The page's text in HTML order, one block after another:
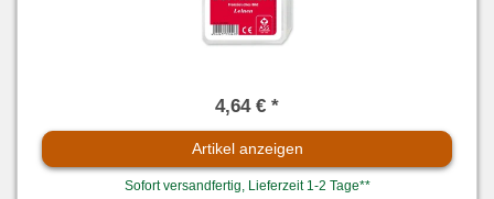
4,64 € *
Artikel anzeigen
Sofort versandfertig, Lieferzeit 1-2 Tage**